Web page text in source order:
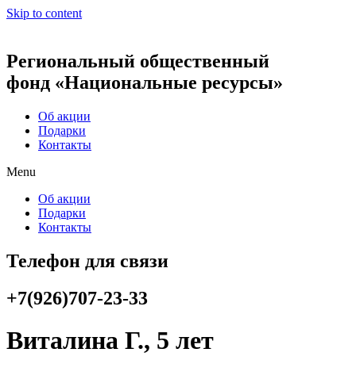
Skip to content
Региональный общественный
фонд «Национальные ресурсы»
Об акции
Подарки
Контакты
Menu
Об акции
Подарки
Контакты
Телефон для связи
+7(926)707-23-33
Виталина Г., 5 лет